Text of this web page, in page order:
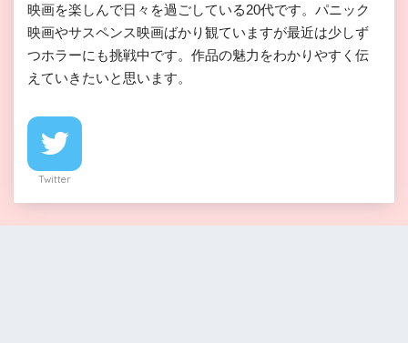
映画を楽しんで日々を過ごしている20代です。パニック
映画やサスペンス映画ばかり観ていますが最近は少しず
つホラーにも挑戦中です。作品の魅力をわかりやすく伝
えていきたいと思います。
Twitter